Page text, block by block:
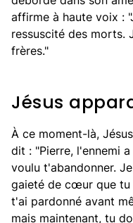
affirme à haute voix :
ressuscité des morts.
frères."
Jésus
À ce moment-là,
dit : "Pierre, l'ennemi
voulu t'abandonner.
gaieté de cœur que tu
t'ai pardonné avant
mais maintenant, tu